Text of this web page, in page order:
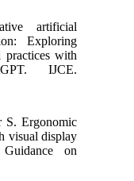
artificial
Exploring
practices with
IJCE.
S. Ergonomic
visual display
on